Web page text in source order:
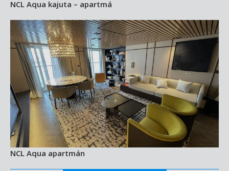
NCL Aqua kajuta – apartmá
NCL Aqua apartmán